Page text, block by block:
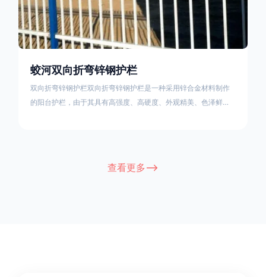
蛟河双向折弯锌钢护栏
双向折弯锌钢护栏双向折弯锌钢护栏是一种采用锌合金材料制作
的阳台护栏，由于其具有高强度、高硬度、外观精美、色泽鲜艳
或者咨询厂家客服以获取更准确的信息。
查看更多-->